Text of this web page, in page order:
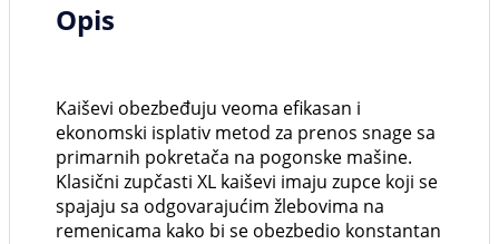
Opis
Kaiševi obezbeđuju veoma efikasan i
ekonomski isplativ metod za prenos snage sa
primarnih pokretača na pogonske mašine.
Klasični zupčasti XL kaiševi imaju zupce koji se
spajaju sa odgovarajućim žlebovima na
remenicama kako bi se obezbedio konstantan